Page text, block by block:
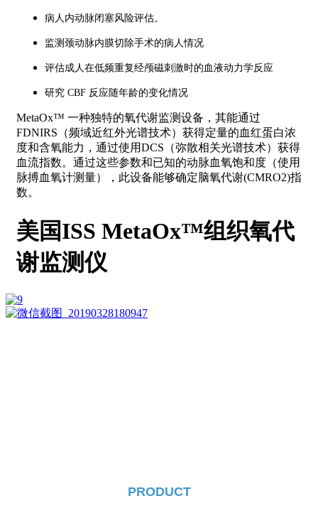
病人内动脉闭塞风险评估。
监测颈动脉内膜切除手术的病人情况
评估成人在低频重复经颅磁刺激时的血液动力学反应
研究 CBF 反应随年龄的变化情况
MetaOx™ 一种独特的氧代谢监测设备，其能通过
FDNIRS（频域近红外光谱技术）获得定量的血红蛋白浓
度和含氧能力，通过使用DCS（弥散相关光谱技术）获得
血流指数。通过这些参数和已知的动脉血氧饱和度（使用
脉搏血氧计测量），此设备能够确定脑氧代谢(CMRO2)指
数。
美国ISS MetaOx™组织氧代
谢监测仪
PRODUCT